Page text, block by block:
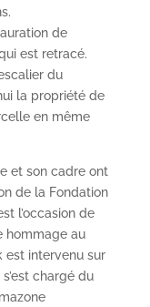
de
est retracé.
du
la propriété de
en même
et son cadre ont
de la Fondation
l’occasion de
hommage au
est intervenu sur
chargé du